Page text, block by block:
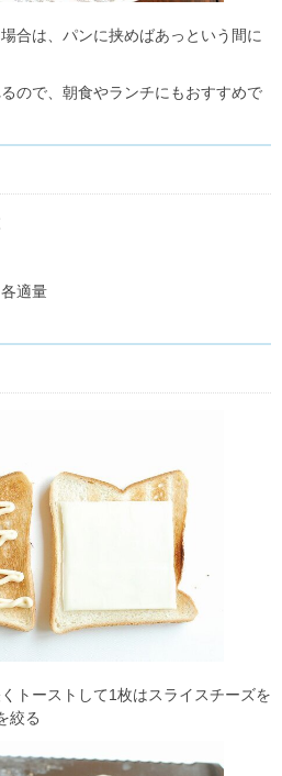
合は、パンに挟めばあっという間に
ので、朝食やランチにもおすすめで
適量
ーストして1枚はスライスチーズを
絞る